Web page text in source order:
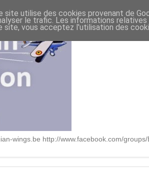
wings.be http://www.facebook.com/
site utilise des cookies provenant de
le trafic. Les informations
site, vous acceptez l'utilisation des